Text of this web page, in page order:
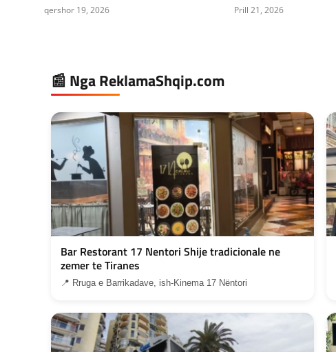
qershor 19, 2026 Prill 21, 2026
📰 Nga ReklamaShqip.com
Bar Restorant 17 Nentori Shije tradicionale ne
zemer te Tiranes
📍 Rruga e Barrikadave, ish-Kinema 17 Nëntori